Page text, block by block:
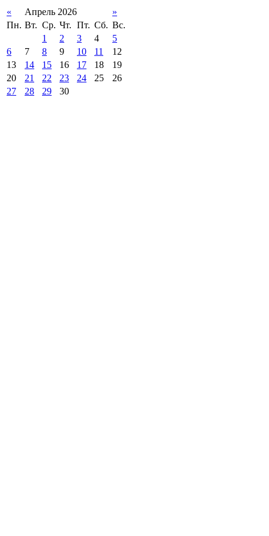
« Апрель 2026
»
Пн. Вт. Ср. Чт. Пт. Сб. Вс.
1
2 3 4
5
6
7 8 9 10 11
12
13
14 15 16 17 18
19
20
21 22 23 24 25
26
27
28 29 30